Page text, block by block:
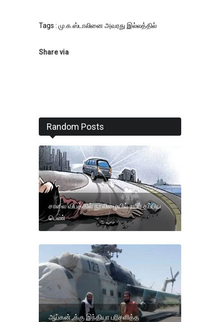
Tags : மு.க.ஸ்டாலினை அவரது இல்லத்தில்
Share via
Random Posts
சாலை விபத்தில் நூலிழையில் உயிர் தப்பிய
பெண்
ஆப்கன்.,க்கு இந்தியா பரிசளித்த